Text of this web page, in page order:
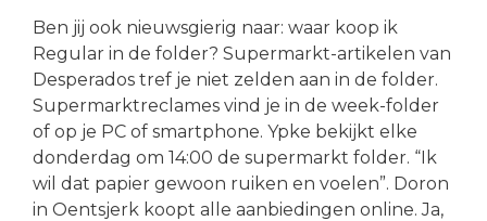
Ben jij ook nieuwsgierig naar: waar koop ik
Regular in de folder? Supermarkt-artikelen van
Desperados tref je niet zelden aan in de folder.
Supermarktreclames vind je in de week-folder
of op je PC of smartphone. Ypke bekijkt elke
donderdag om 14:00 de supermarkt folder. “Ik
wil dat papier gewoon ruiken en voelen”. Doron
in Oentsjerk koopt alle aanbiedingen online. Ja,